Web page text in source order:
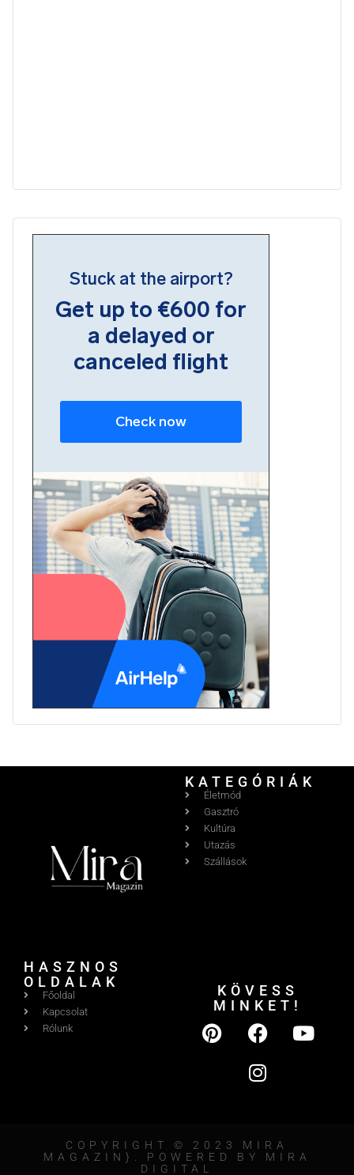
KATEGÓRIÁK
Életmód
Gasztró
Kultúra
Utazás
Szállások
HASZNOS
OLDALAK
Főoldal
Kapcsolat
Rólunk
KÖVESS
MINKET!
COPYRIGHT © 2023 MIRA
MAGAZIN}. POWERED BY MIRA
DIGITAL